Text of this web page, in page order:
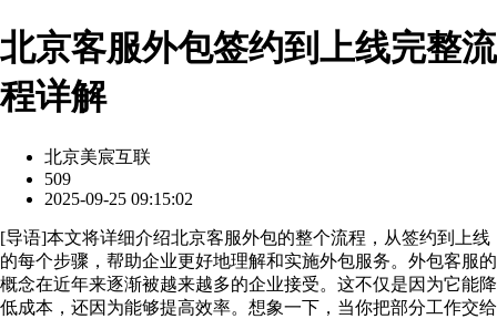
北京客服外包签约到上线完整流
程详解
北京美宸互联
509
2025-09-25 09:15:02
[导语]本文将详细介绍北京客服外包的整个流程，从签约到上线
的每个步骤，帮助企业更好地理解和实施外包服务。外包客服的
概念在近年来逐渐被越来越多的企业接受。这不仅是因为它能降
低成本，还因为能够提高效率。想象一下，当你把部分工作交给